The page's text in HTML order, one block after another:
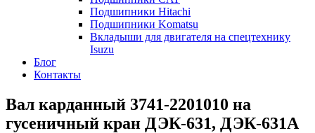
Подшипники Hitachi
Подшипники Komatsu
Вкладыши для двигателя на спецтехнику
Isuzu
Блог
Контакты
Вал карданный 3741-2201010 на
гусеничный кран ДЭК-631, ДЭК-631А